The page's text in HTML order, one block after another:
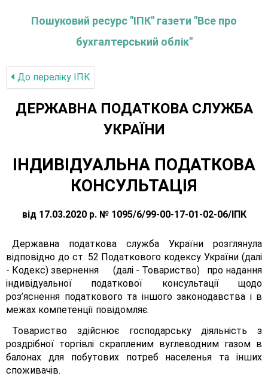
Пошуковий ресурс "ІПК" газети "Все про
бухгалтерський облік"
До переліку IПК
ДЕРЖАВНА ПОДАТКОВА СЛУЖБА
УКРАЇНИ
ІНДИВІДУАЛЬНА ПОДАТКОВА
КОНСУЛЬТАЦІЯ
від 17.03.2020 р. № 1095/6/99-00-17-01-02-06/ІПК
Державна податкова служба України розглянула
відповідно до ст. 52 Податкового кодексу України (далі
- Кодекс) звернення (далі - Товариство) про надання
індивідуальної податкової консультації щодо
роз’яснення податкового та іншого законодавства і в
межах компетенції повідомляє.
Товариство здійснює господарську діяльність з
роздрібної торгівлі скрапленим вуглеводним газом в
балонах для побутових потреб населенья та інших
споживачів.